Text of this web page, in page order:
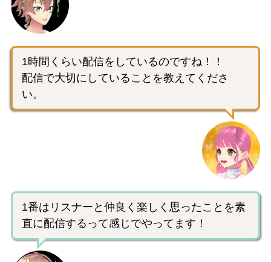
1時間くらい配信をしているのですね！！
配信で大切にしていることを教えてくださ
い。
1番はリスナーと仲良く楽しく思ったことを素
直に配信するって感じでやってます！